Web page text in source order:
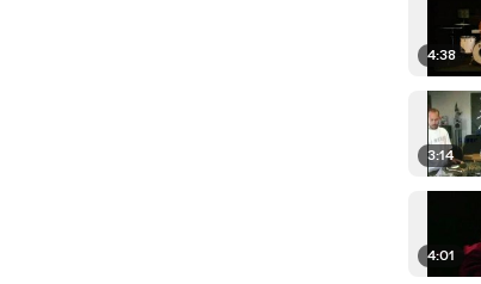
4:38
3:14
4:01